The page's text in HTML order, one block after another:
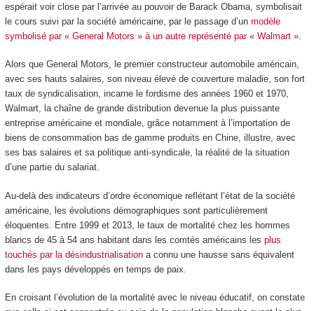
espérait voir close par l’arrivée au pouvoir de Barack Obama, symbolisait
le cours suivi par la société américaine, par le passage d’un modèle
symbolisé par « General Motors » à un autre représenté par « Walmart ».
Alors que General Motors, le premier constructeur automobile américain,
avec ses hauts salaires, son niveau élevé de couverture maladie, son fort
taux de syndicalisation, incarne le fordisme des années 1960 et 1970,
Walmart, la chaîne de grande distribution devenue la plus puissante
entreprise américaine et mondiale, grâce notamment à l’importation de
biens de consommation bas de gamme produits en Chine, illustre, avec
ses bas salaires et sa politique anti-syndicale, la réalité de la situation
d’une partie du salariat.
Au-delà des indicateurs d’ordre économique reflétant l’état de la société
américaine, les évolutions démographiques sont particulièrement
éloquentes. Entre 1999 et 2013, le taux de mortalité chez les hommes
blancs de 45 à 54 ans habitant dans les comtés américains les plus
touchés par la désindustrialisationa connu une hausse sans équivalent
dans les pays développés en temps de paix.
En croisant l’évolution de la mortalité avec le niveau éducatif, on constate